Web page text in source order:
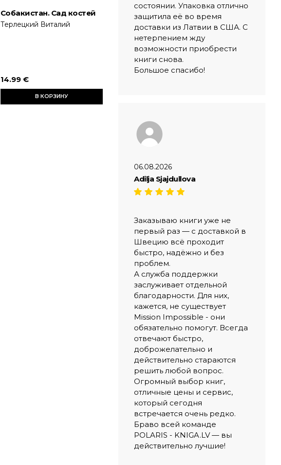
Собакистан. Сад костей
Терлецкий Виталий
14.99 €
В КОРЗИНУ
состоянии. Упаковка отлично
защитила её во время
доставки из Латвии в США. С
нетерпением жду
возможности приобрести
книги снова.
Большое спасибо!
06.08.2026
Adilja Sjajdullova
Заказываю книги уже не
первый раз — с доставкой в
Швецию всё проходит
быстро, надёжно и без
проблем.
А служба поддержки
заслуживает отдельной
благодарности. Для них,
кажется, не существует
Mission Impossible - они
обязательно помогут. Всегда
отвечают быстро,
доброжелательно и
действительно стараются
решить любой вопрос.
Огромный выбор книг,
отличные цены и сервис,
который сегодня
встречается очень редко.
Браво всей команде
POLARIS - KNIGA.LV — вы
действительно лучшие!